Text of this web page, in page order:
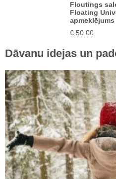
Floutings
Floating
apmeklējums
€ 50.00
Dāvanu idejas un